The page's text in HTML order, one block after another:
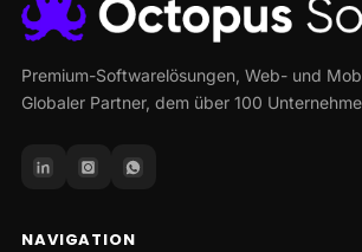
Premium-Softwarelösungen, Web- und
Globaler Partner, dem über 100
NAVIGATION